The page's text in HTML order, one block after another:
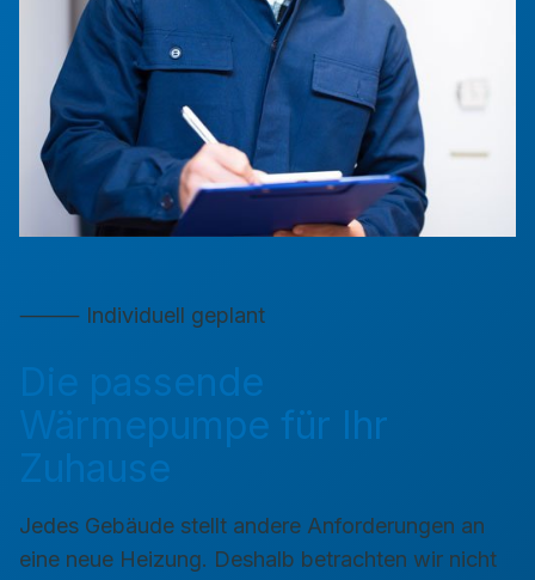
⸻ Individuell geplant
Die passende
Wärmepumpe für Ihr
Zuhause
Jedes Gebäude stellt andere Anforderungen an
eine neue Heizung. Deshalb betrachten wir nicht